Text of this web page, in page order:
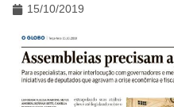
15/10/2019